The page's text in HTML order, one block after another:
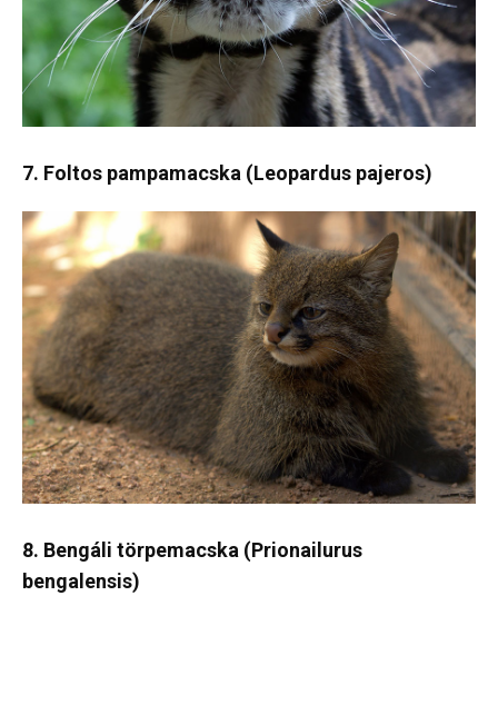
7. Foltos pampamacska (Leopardus pajeros)
8. Bengáli törpemacska (Prionailurus
bengalensis)